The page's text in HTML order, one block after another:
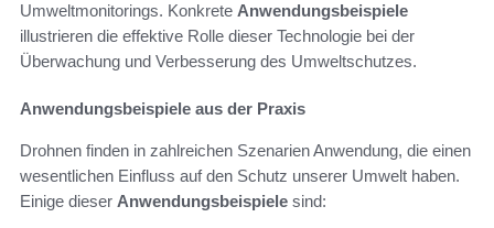
Umweltmonitorings. Konkrete Anwendungsbeispiele
illustrieren die effektive Rolle dieser Technologie bei der
Überwachung und Verbesserung des Umweltschutzes.
Anwendungsbeispiele aus der Praxis
Drohnen finden in zahlreichen Szenarien Anwendung, die einen
wesentlichen Einfluss auf den Schutz unserer Umwelt haben.
Einige dieser Anwendungsbeispiele sind: